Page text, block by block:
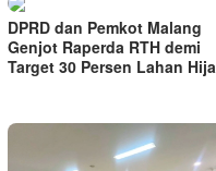
DPRD dan Pemkot Malang
Genjot Raperda RTH demi
Target 30 Persen Lahan